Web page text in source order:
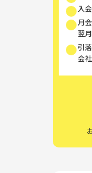
入
月
翌
引
会